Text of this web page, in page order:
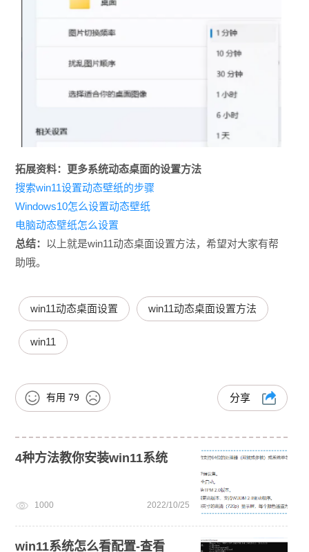
拓展资料：更多系统动态桌面的设置方法
搜索win11设置动态壁纸的步骤
Windows10怎么设置动态壁纸
电脑动态壁纸怎么设置
总结： 以上就是win11动态桌面设置方法，希望对大家有帮
助哦。
win11动态桌面设置 win11动态桌面设置方法
win11
有用 79 分享
4种方法教你安装win11系统
1000 2022/10/25
win11系统怎么看配置-查看